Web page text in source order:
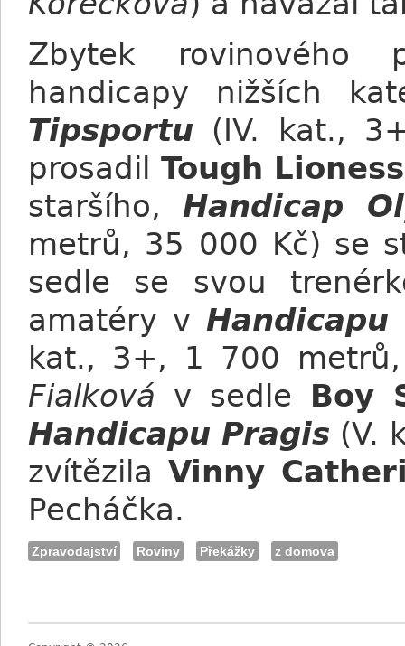
Zbytek rovinového
handicapy nižších
Tipsportu (IV. kat.,
prosadil Tough Lioness
staršího,Handicap
metrů, 35 000 Kč) se
sedle se svou
amatéry v
kat., 3+, 1 700
Fialková v sedle Boy
Handicapu Pragis (V.
zvítězila Vinny
Pecháčka.
Zpravodajství Roviny Překážky z domova